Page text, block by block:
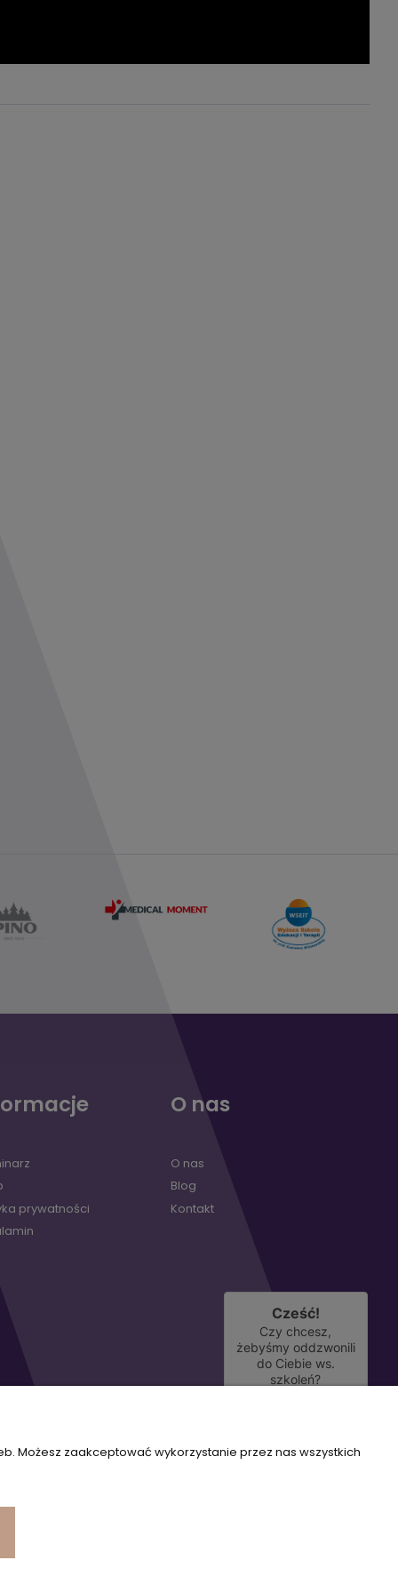
prywatności
O nas
O nas
Blog
Kontakt
Możesz zaakceptować wykorzystanie przez nas wszystkich
Cześć!
Czy chcesz,
żebyśmy oddzwonili
do Ciebie ws.
szkoleń?